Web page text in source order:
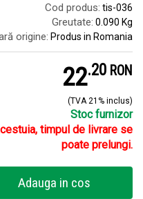
Cod produs: tis-036
Greutate: 0.090 Kg
origine: Produs in Romania
22.2 RON
(TVA 21% inclus)
Stoc furnizor
timpul de livrare se
poate prelungi.
Adauga in cos